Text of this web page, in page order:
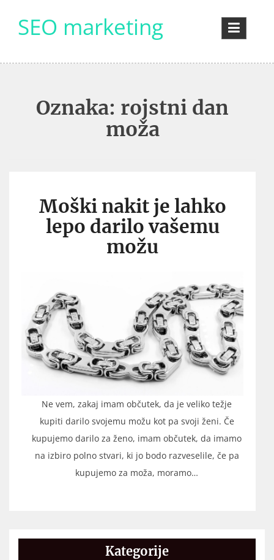
contentSEO marketing
Oznaka: rojstni dan
moža
Moški nakit je lahko
lepo darilo vašemu
možu
Ne vem, zakaj imam občutek, da je veliko težje
kupiti darilo svojemu možu kot pa svoji ženi. Če
kupujemo darilo za ženo, imam občutek, da imamo
na izbiro polno stvari, ki jo bodo razveselile, če pa
kupujemo za moža, moramo…
Kategorije